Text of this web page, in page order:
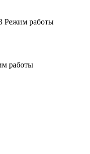
Режим работы
работы